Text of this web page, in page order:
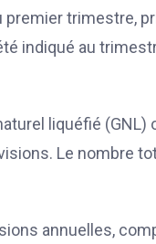
trimestre,
indiqué au
liquéfié
Le nombre
annuelles,